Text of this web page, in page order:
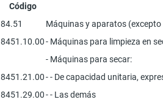
Código
84.51
Máquinas y aparatos
8451.10.00- Máquinas para limpieza en
- Máquinas para secar:
8451.21.00- - De capacidad unitaria,
8451.29.00- - Las demás